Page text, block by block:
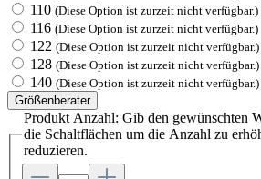
110 (Diese Option ist zurzeit nicht verfügbar.)
116 (Diese Option ist zurzeit nicht verfügbar.)
122 (Diese Option ist zurzeit nicht verfügbar.)
128 (Diese Option ist zurzeit nicht verfügbar.)
140 (Diese Option ist zurzeit nicht verfügbar.)
Größenberater
Produkt Anzahl: Gib den gewünschten
die Schaltflächen um die Anzahl zu
reduzieren.